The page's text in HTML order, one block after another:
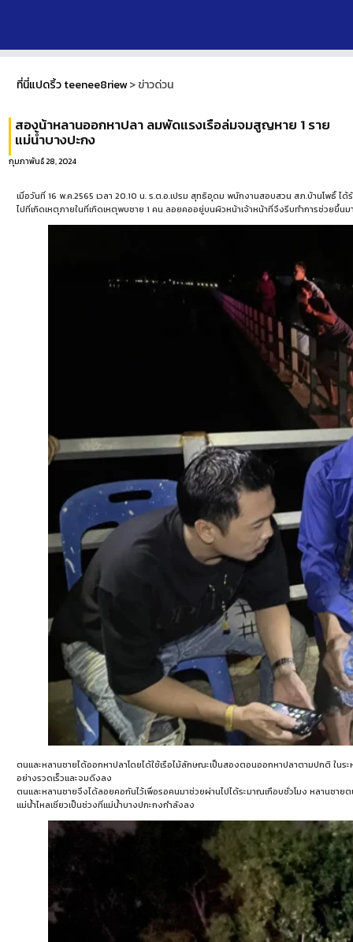
ที่นี่แปดริ้ว teenee8riew>ข่าวด่วน
สองน้าหลานออกหาปลา ลมพัดแรงเรือล่มจมสูญหาย 1 ราย
แม่น้ำบางปะกง
กุมภาพันธ์ 28, 2024
เมื่อวันที่ 16 พ.ค.2565 เวลา 20.10 น. ร.ต.อ.เปรม สุทธิอุดม พนักงานสอบสวน สภ.บ้านโพธิ์ ไ
ไปที่เกิดเหตุภายในที่เกิดเหตุพบชาย 1 คน ลอยคออยู่บนผิวหน้าเจ้าหน้าที่จึงรีบทำการช่วย
ตนและหลานชายได้ออกหาปลาโดยได้ใช้เรือไม้ลักษณะเป็นสองตอนออกหาปลาตามปกติ ในร
อย่างรวดเร็วและจมดิ่งลง
ตนและหลานชายจึงได้ลอยคอกันไว้เพื่อรอคนมาช่วยผ่านไปได้ระมาณเกือบชั่วโมง หลานชา
แม่น้ำไหลเชี่ยวเป็นช่วงที่แม่น้ำบางปกะกงกำลังลง